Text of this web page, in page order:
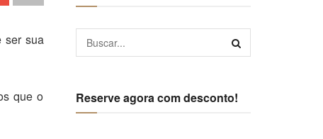
ser sua
que o
Reserve agora com desconto!